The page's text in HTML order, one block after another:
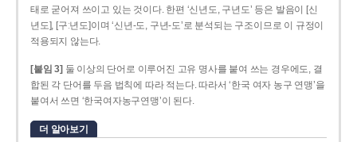
태로 굳어져 쓰이고 있는 것이다. 한편 ‘신년도, 구년도’ 등은 발음이 [신
년도], [구ː년도]이며 ‘신년­-도, 구년-­도’로 분석되는 구조이므로 이 규정이
적용되지 않는다.
[붙임 3] 둘 이상의 단어로 이루어진 고유 명사를 붙여 쓰는 경우에도, 결
합된 각 단어를 두음 법칙에 따라 적는다. 따라서 ‘한국 여자 농구 연맹’을
붙여서 쓰면 ‘한국여자농구연맹’이 된다.
더 알아보기